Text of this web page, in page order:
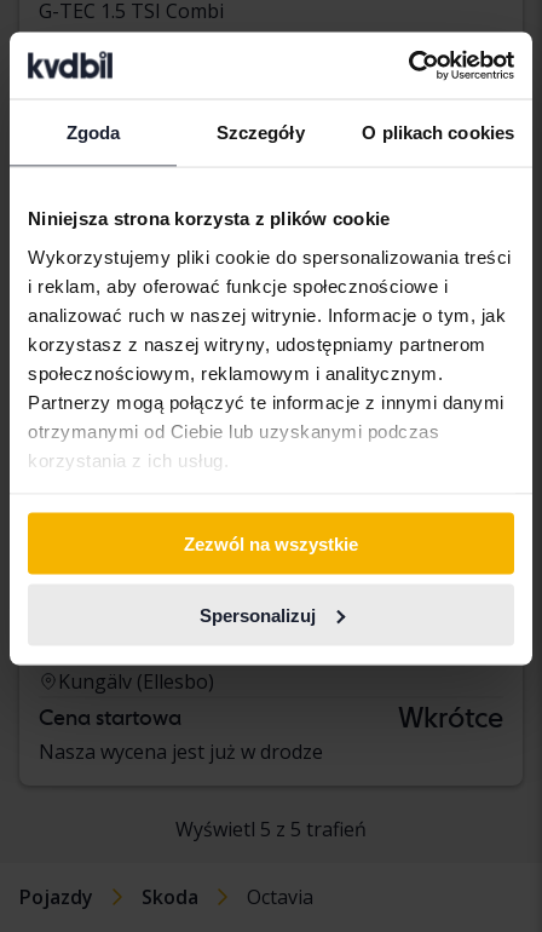
Zgoda Szczegóły O plikach cookies
Niniejsza strona korzysta z plików cookie
Wykorzystujemy pliki cookie do spersonalizowania treści
i reklam, aby oferować funkcje społecznościowe i
analizować ruch w naszej witrynie. Informacje o tym, jak
korzystasz z naszej witryny, udostępniamy partnerom
społecznościowym, reklamowym i analitycznym.
Partnerzy mogą połączyć te informacje z innymi danymi
otrzymanymi od Ciebie lub uzyskanymi podczas
korzystania z ich usług.
Zezwól na wszystkie
Spersonalizuj
G-TEC 1.5 TSI Combi
2021
224 130 km
Metan
Åkersberga (Runö)
Nasza wycena jest już w drodze
III 1.4 G-TEC Combi
Kungälv (Ellesbo)
Cena startowa Wkrótce
Nasza wycena jest już w drodze
Wyświetl 5 z 5 trafień
Pojazdy Skoda Octavia